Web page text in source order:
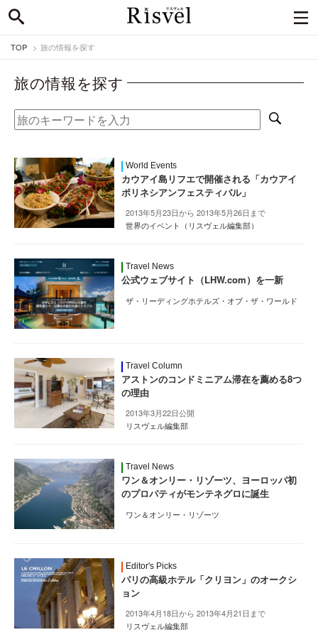
TOP 旅の情報を探す
旅の情報を探す
World Events
カウアイ島リフエで開催される「カウアイ
ポリネシアンフェスティバル」
2013年5月23日から 2013年5月26日まで
世界のイベント（リスヴェル編集部）
Travel News
公式ウェブサイト（LHW.com）を一新
ザ・リーディングホテルズ・オブ・ザ・ワールド
Travel Column
アストンのコンドミニアム滞在を薦める8つ
の理由
2013年3月22日公開
リスヴェル編集部
Travel News
ワン＆オンリー・リゾーツ、ヨーロッパ初
のプロパティがモンテネグロに誕生
ワン＆オンリー・リゾーツ
Editor's Picks
パリの高級ホテル「クリヨン」のオークシ
ョン
2013年4月18日から 2013年4月21日まで
リスヴェル編集部